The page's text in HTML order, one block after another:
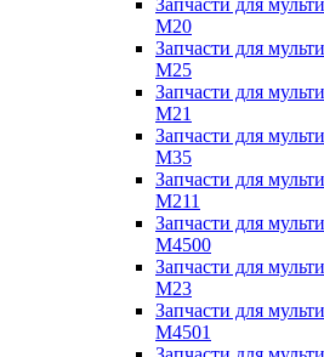
Запчасти для
M20
Запчасти для
M25
Запчасти для
M21
Запчасти для
M35
Запчасти для
M211
Запчасти для
M4500
Запчасти для
M23
Запчасти для
M4501